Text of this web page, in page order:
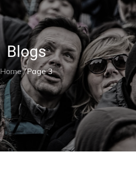
Blogs
Home Page 3